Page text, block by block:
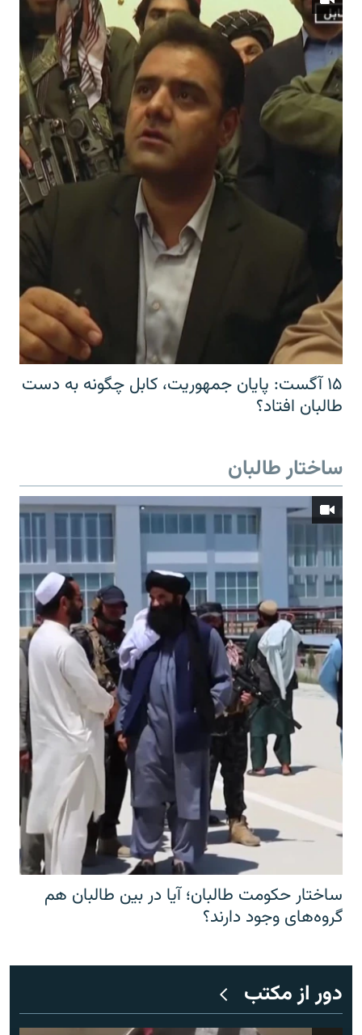
۱۵ آگست: پایان جمهوریت، کابل چگونه به دست
طالبان افتاد؟
ساختار طالبان
ساختار حکومت طالبان؛ آیا در بین طالبان هم
گروه‌های وجود دارند؟
دور از مکتب